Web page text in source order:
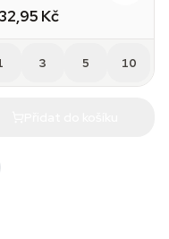
Kč
3 5 10